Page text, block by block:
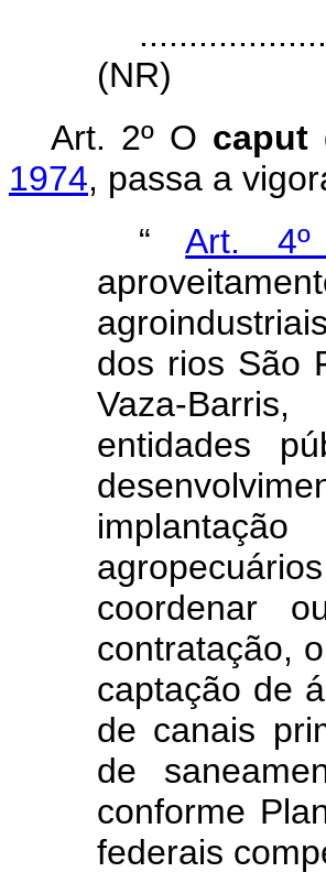
(NR)
Art. 2º O caput
1974, passa a
“Art. 4º
dos rios São
Vaza-
entidades
coordenar
contratação,
captação de
de canais
de
conforme
federais